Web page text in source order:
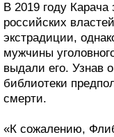
В 2019 году
российских
экстрадиции,
мужчины
выдали его. Узнав
библиотеки
смерти.
«К сожалению,